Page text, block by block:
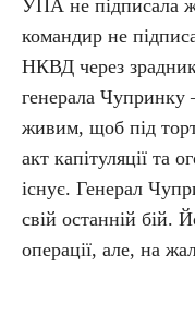
УПА не підписала
командир не
НКВД через
генерала Чупринку
живим, щоб під
акт капітуляції
існує. Генерал
свій останній бій.
операції, але, на